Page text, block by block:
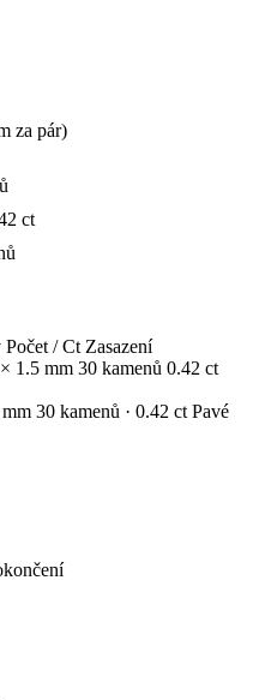
za pár)
ct
Počet / Ct Zasazení
1.5 mm 30 kamenů 0.42 ct
30 kamenů · 0.42 ct Pavé